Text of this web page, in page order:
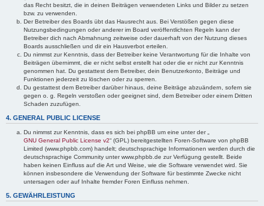
das Recht besitzt, die in deinen Beiträgen verwendeten Links und Bilder zu setzen
bzw. zu verwenden.
Der Betreiber des Boards übt das Hausrecht aus. Bei Verstößen gegen diese
Nutzungsbedingungen oder anderer im Board veröffentlichten Regeln kann der
Betreiber dich nach Abmahnung zeitweise oder dauerhaft von der Nutzung dieses
Boards ausschließen und dir ein Hausverbot erteilen.
Du nimmst zur Kenntnis, dass der Betreiber keine Verantwortung für die Inhalte von
Beiträgen übernimmt, die er nicht selbst erstellt hat oder die er nicht zur Kenntnis
genommen hat. Du gestattest dem Betreiber, dein Benutzerkonto, Beiträge und
Funktionen jederzeit zu löschen oder zu sperren.
Du gestattest dem Betreiber darüber hinaus, deine Beiträge abzuändern, sofern sie
gegen o. g. Regeln verstoßen oder geeignet sind, dem Betreiber oder einem Dritten
Schaden zuzufügen.
4. GENERAL PUBLIC LICENSE
Du nimmst zur Kenntnis, dass es sich bei phpBB um eine unter der „
GNU General Public License v2“ (GPL) bereitgestellten Foren-Software von phpBB
Limited (www.phpbb.com) handelt; deutschsprachige Informationen werden durch die
deutschsprachige Community unter www.phpbb.de zur Verfügung gestellt. Beide
haben keinen Einfluss auf die Art und Weise, wie die Software verwendet wird. Sie
können insbesondere die Verwendung der Software für bestimmte Zwecke nicht
untersagen oder auf Inhalte fremder Foren Einfluss nehmen.
5. GEWÄHRLEISTUNG